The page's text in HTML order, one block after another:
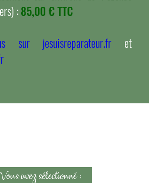
:85,00 € TTC
sur jesuisreparateur.fr et
Vous avez sélectionné :